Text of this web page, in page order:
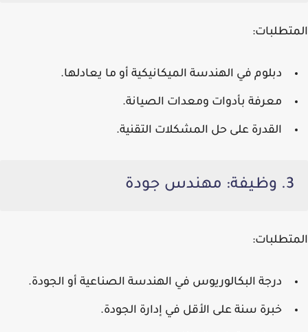
المتطلبات:
دبلوم في الهندسة الميكانيكية أو ما يعادلها.
معرفة بأدوات ومعدات الصيانة.
القدرة على حل المشكلات التقنية.
3. وظيفة: مهندس جودة
المتطلبات:
درجة البكالوريوس في الهندسة الصناعية أو الجودة.
خبرة سنة على الأقل في إدارة الجودة.